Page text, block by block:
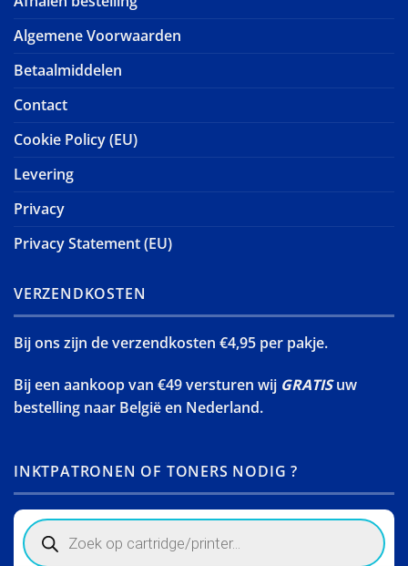
Algemene Voorwaarden
Betaalmiddelen
Contact
Cookie Policy (EU)
Levering
Privacy
Privacy Statement (EU)
VERZENDKOSTEN
Bij ons zijn de verzendkosten €4,95 per pakje.
Bij een aankoop van €49 versturen wij GRATISuw
bestelling naar België en Nederland.
INKTPATRONEN OF TONERS NODIG ?
Products
search